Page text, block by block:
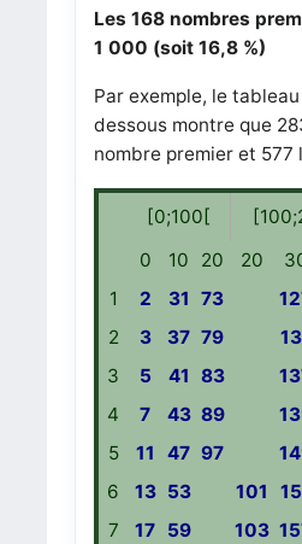
Les 168 nombres
1 000 (soit 16,8 %)
Par exemple, le
dessous montre que
nombre premier et 577
[0;100[
0
10 20 20
1
2 31 73
2
3 37 79
3
5 41 83
4
7 43 89
5
11 47 97
6
13 53 101
7
17 59 103